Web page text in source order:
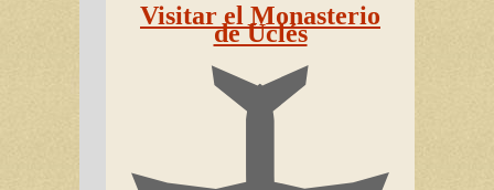
Visitar el Monasterio
de Uclés